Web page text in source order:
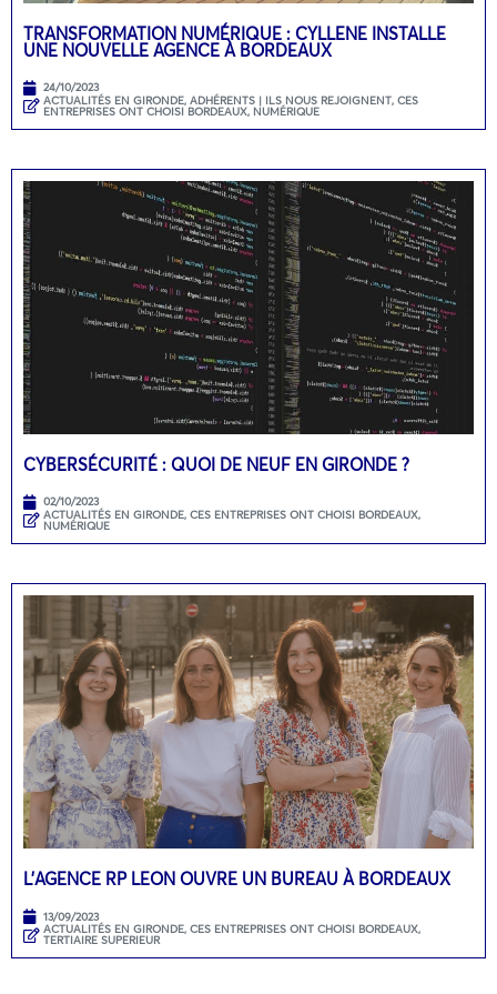
TRANSFORMATION NUMÉRIQUE : CYLLENE INSTALLE
UNE NOUVELLE AGENCE À BORDEAUX
24/10/2023
ACTUALITÉS EN GIRONDE, ADHÉRENTS | ILS NOUS REJOIGNENT, CES
ENTREPRISES ONT CHOISI BORDEAUX, NUMÉRIQUE
CYBERSÉCURITÉ : QUOI DE NEUF EN GIRONDE ?
02/10/2023
ACTUALITÉS EN GIRONDE, CES ENTREPRISES ONT CHOISI BORDEAUX,
NUMÉRIQUE
L’AGENCE RP LEON OUVRE UN BUREAU À BORDEAUX
13/09/2023
ACTUALITÉS EN GIRONDE, CES ENTREPRISES ONT CHOISI BORDEAUX,
TERTIAIRE SUPERIEUR